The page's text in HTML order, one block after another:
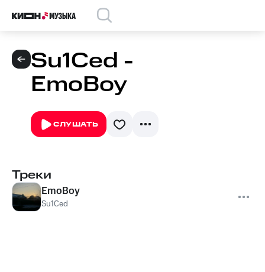
Su1Ced -
EmoBoy
СЛУШАТЬ
Треки
EmoBoy
Su1Ced